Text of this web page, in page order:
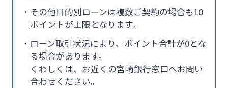
その他目的別ローンは複数ご契約の場合も10
ポイントが上限となります。
ローン取引状況により、ポイント合計が0とな
る場合があります。
くわしくは、お近くの宮崎銀行窓口へお問い
合わせください。